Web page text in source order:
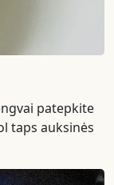
patepkite
taps auksinės